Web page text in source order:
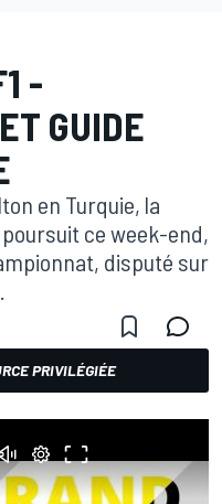
-
GUIDE
en Turquie, la
ce week-end,
disputé sur
PRIVILÉGIÉE